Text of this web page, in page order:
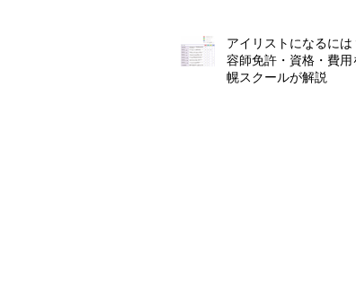
アイリストになるには
容師免許・資格・費用
幌スクールが解説